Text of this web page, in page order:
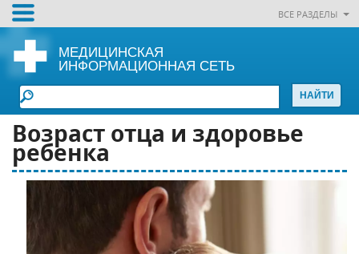
ВСЕ РАЗДЕЛЫ
МЕДИЦИНСКАЯ
ИНФОРМАЦИОННАЯ СЕТЬ
Возраст отца и здоровье
ребенка